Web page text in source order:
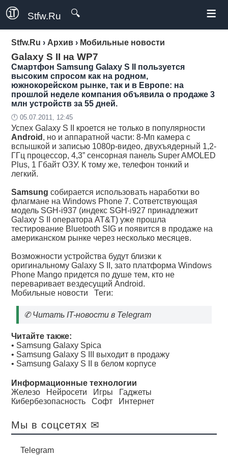
Stfw.Ru 🔍 ≡
Stfw.Ru › Архив › Мобильные новости
Galaxy S II на WP7
Смартфон Samsung Galaxy S II пользуется
высоким спросом как на родном,
южнокорейском рынке, так и в Европе: на
прошлой неделе компания объявила о продаже 3
млн устройств за 55 дней.
🕛 05.07.2011, 12:45
Успех Galaxy S II кроется не только в популярности
Android , но и аппаратной части: 8-Мп камера с
вспышкой и записью 1080p-видео, двухъядерный 1,2-
ГГц процессор, 4,3” сенсорная панель Super AMOLED
Plus, 1 Гбайт ОЗУ. К тому же, телефон тонкий и
легкий.
Samsung собирается использовать наработки во
флагмане на Windows Phone 7. Сответствующая
модель SGH-i937 (индекс SGH-i927 принадлежит
Galaxy S II оператора AT&T) уже прошла
тестирование Bluetooth SIG и появится в продаже на
американском рынке через несколько месяцев.
Возможности устройства будут близки к
оригинальному Galaxy S II, зато платформа Windows
Phone Mango придется по душе тем, кто не
переваривает вездесущий Android.
Мобильные новости Теги:
✆Читать IT-новости в Telegram
Читайте также:
• Samsung Galaxy Spica
• Samsung Galaxy S III выходит в продажу
• Samsung Galaxy S II в белом корпусе
Информационные технологии
Железо
Нейросети Игры
Гаджеты
Кибербезопасность
Софт Интернет
Мы в соцсетях ✉
Telegram